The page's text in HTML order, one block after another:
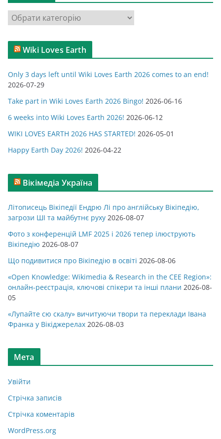
в
а
т
о
р
і
ї
Wiki Loves Earth
Only 3 days left until Wiki Loves Earth 2026 comes to an end!
2026-07-29
Take part in Wiki Loves Earth 2026 Bingo! 2026-06-16
6 weeks into Wiki Loves Earth 2026! 2026-06-12
WIKI LOVES EARTH 2026 HAS STARTED! 2026-05-01
Happy Earth Day 2026! 2026-04-22
Вікімедіа Україна
Літописець Вікіпедії Ендрю Лі про англійську Вікіпедію,
загрози ШІ та майбутнє руху 2026-08-07
Фото з конференцій LMF 2025 і 2026 тепер ілюструють
Вікіпедію 2026-08-07
Що подивитися про Вікіпедію в освіті 2026-08-06
«Open Knowledge: Wikimedia & Research in the CEE Region»:
онлайн-реєстрація, ключові спікери та інші плани 2026-08-
05
«Лупайте сю скалу» вичитуючи твори та переклади Івана
Франка у Вікіджерелах 2026-08-03
Мета
Увійти
Стрічка записів
Стрічка коментарів
WordPress.org